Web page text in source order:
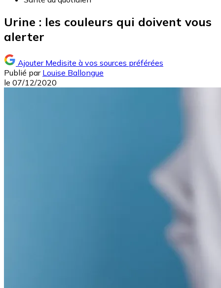
Urine : les couleurs qui doivent vous
alerter
Ajouter Medisite à vos sources préférées
Publié par Louise Ballongue
le 07/12/2020